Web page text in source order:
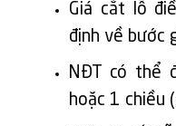
Giá cắt lỗ
định về bước
NĐT có thể
hoặc 1 chiều